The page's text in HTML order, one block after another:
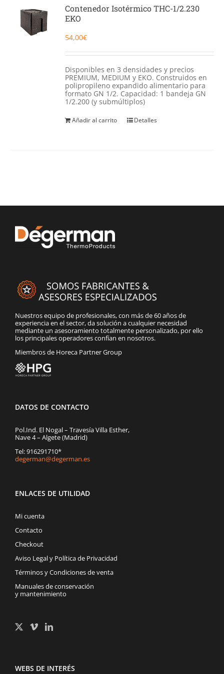
Food Service y Vending
Contenedor Isotérmico THC-1/2.230
EKO
54,00€
Disponibles en 3 densidades y precios
PREMIUM, MEDIUM y EKO. Construidos en
polipropileno expandido alimentario para
formato GN 1/2. Capacidad: 1 bandeja GN
1/2.200 (y submúltiplos)
Añadir al carrito Detalles
Nuestros equipo de profesionales, con más de 60 años de
experiencia en el sector, da solución a cualquier necesidad
mediante un asesoramiento totalmente personalizado, por ello
los principales operadores confían en nosotros.
Miembros de Horeca Partner Group
DATOS DE CONTACTO
Pol.Ind. El Nogal – Travesía Villa Esther,
Nave 4 – Algete (Madrid)
Tel: 916291710*
degerman@degerman.es
ENLACES DE UTILIDAD
Mi cuenta
Contacto
Checkout
Aviso Legal y Política de Privacidad
Términos y Condiciones de venta
Manuales de conservación
y mantenimiento
WEBS DE INTERÉS